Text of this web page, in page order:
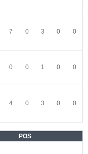
7 0 3 0 0
0 0 1 0 0
4 0 3 0 0
POS